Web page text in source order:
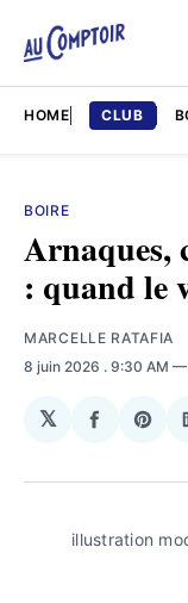
HOME CLUB
BOIRE
Arnaques,
: quand le
MARCELLE RATAFIA
8 juin 2026 . 9:30 AM
𝕏
Partager
illustration